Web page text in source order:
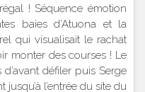
! Séquence émotion
baies d’Atuona et la
qui visualisait le rachat
monter des courses ! Le
défiler puis Serge
l’entrée du site du